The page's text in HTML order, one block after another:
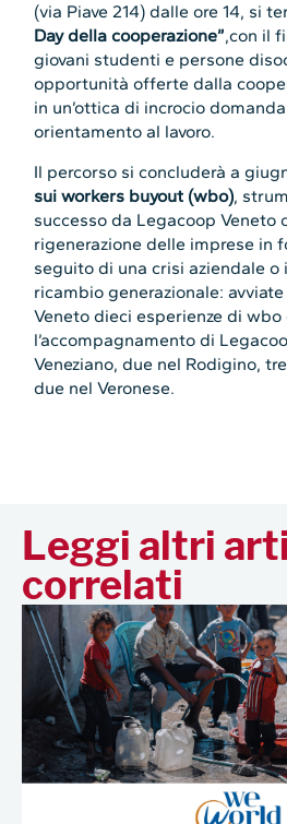
(via Piave 214) dalle ore 14, si
Day della cooperazione”,con il
giovani studenti e persone
opportunità offerte dalla
in un’ottica di incrocio
orientamento al lavoro.
Il percorso si concluderà a
sui workers buyout (wbo),
successo da Legacoop Veneto
rigenerazione delle imprese in
seguito di una crisi aziendale o
ricambio generazionale:
Veneto dieci esperienze di wbo
l’accompagnamento di
Veneziano, due nel Rodigino,
due nel Veronese.
Leggi altri
correlati